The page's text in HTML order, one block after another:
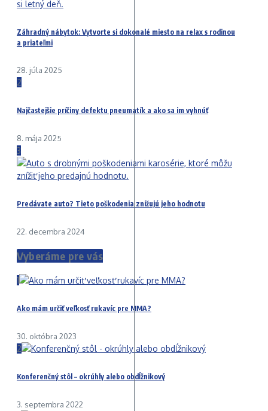
Záhradný nábytok: Vytvorte si dokonalé miesto na relax s rodinou
a priateľmi
28. júla 2025
2
Najčastejšie príčiny defektu pneumatík a ako sa im vyhnúť
8. mája 2025
3
Predávate auto? Tieto poškodenia znižujú jeho hodnotu
22. decembra 2024
Vyberáme pre vás
1
Ako mám určiť veľkosť rukavíc pre MMA?
30. októbra 2023
2
Konferenčný stôl – okrúhly alebo obdĺžnikový
3. septembra 2022